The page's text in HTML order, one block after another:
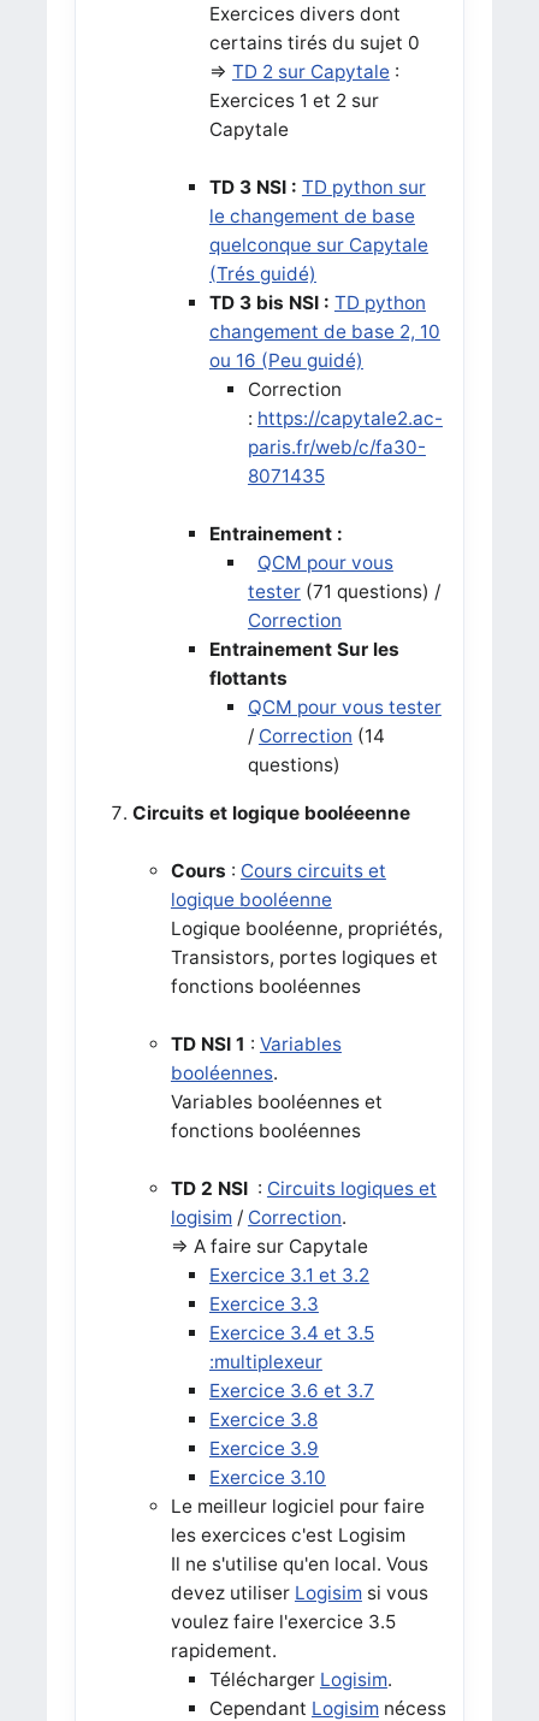
Exercices divers dont
certains tirés du sujet 0
=> TD 2 sur Capytale :
Exercices 1 et 2 sur
Capytale
TD 3 NSI : TD python sur
le changement de base
quelconque sur Capytale
(Trés guidé)
TD 3 bis NSI : TD python
changement de base 2, 10
ou 16 (Peu guidé)
Correction
: https://capytale2.ac-
paris.fr/web/c/fa30-
8071435
Entrainement :
QCM pour vous
tester(71 questions) /
Correction
Entrainement Sur les
flottants
QCM pour vous tester
/ Correction (14
questions)
Circuits et logique booléeenne
Cours : Cours circuits et
logique booléenne
Logique booléenne, propriétés,
Transistors, portes logiques et
fonctions booléennes
TD NSI 1 : Variables
booléennes.
Variables booléennes et
fonctions booléennes
TD 2 NSI : Circuits logiques et
logisim/ Correction.
=> A faire sur Capytale
Exercice 3.1 et 3.2
Exercice 3.3
Exercice 3.4 et 3.5
:multiplexeur
Exercice 3.6 et 3.7
Exercice 3.8
Exercice 3.9
Exercice 3.10
Le meilleur logiciel pour faire
les exercices c'est Logisim
Il ne s'utilise qu'en local. Vous
devez utiliser Logisimsi vous
voulez faire l'exercice 3.5
rapidement.
Télécharger Logisim.
Cependant Logisimnécessite